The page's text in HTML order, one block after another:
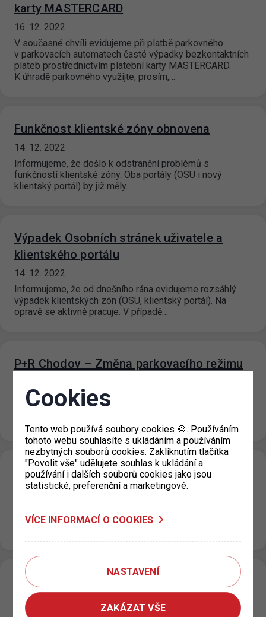
karty MASTERCARD
16. 12. 2022
V současné chvíli evidujeme při platbě parkovného
v parkovacích automatech časté výpadky bezkontaktních
plateb prostřednictvím platební karty MASTERCARD.
K úhradě parkovného využijte, prosím,…
Funkčnost klientské zóny obnovena
14. 12. 2022
Informujeme, že došlo k odstranění problémů s
funkčností klientské zóny. Oba portály (OSU i nový
klientský portál) by již měly…
Výpadek Osobních stránek uživatele a
klientského portálu
14. 12. 2022
Informujeme, že od dnešního rána evidujeme rozsáhlý
výpadek klientských zón (OSU, klientský portál). Na
opravě se aktivně pracuje. V případě…
P+R Chodov – Změna parkovacího režimu
Od 12. 12. 2022 na parkovišti P+R Chodov probíhá
instalace modernějšího pokladního systému. Nové
Stěhování výdejny Praha 4
02. 12. 2022
stěhování pracoviště výdeje parkovacích oprávnění pro
Parkování v ZPS po dobu vánočních svátků
01. 12. 2022
Cookies
Tento web používá soubory cookies 🍪. Používáním
tohoto webu souhlasíte s ukládáním a používáním
nezbytných souborů cookies. Zakliknutím tlačítka
"Povolit vše" udělujete souhlas k ukládání a
používání i dalších souborů cookies jako jsou
statistické, preferenční a marketingové.
VÍCE INFORMACÍ O COOKIES
NASTAVENÍ
ZAKÁZAT VŠE